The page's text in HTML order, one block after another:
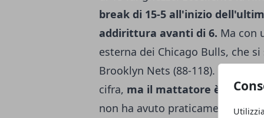
break di 15-5 all'inizio
addirittura avanti di 6. Ma con
esterna dei Chicago Bulls, che
Brooklyn Nets (88-118).
cifra, ma il mattatore è senza
non ha avuto praticamente mai